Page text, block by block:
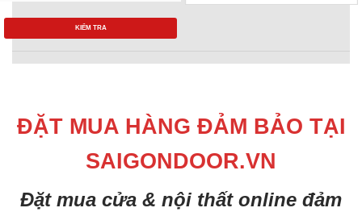
KIỂM TRA
ĐẶT MUA HÀNG ĐẢM BẢO TẠI
SAIGONDOOR.VN
Đặt mua cửa & nội thất online đảm